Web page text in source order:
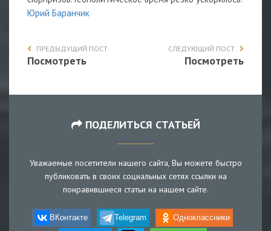
Юрий Баранчик
ПРЕДЫДУЩИЙ ПОСТ
Посмотреть
СЛЕДУЮЩИЙ ПОСТ
Посмотреть
ПОДЕЛИТЬСЯ СТАТЬЕЙ
Уважаемые посетители нашего сайта, Вы можете быстро
публиковать в своих социальных сетях ссылки на
понравившиеся статьи на нашем сайте.
ВКонтакте Telegram Одноклассники